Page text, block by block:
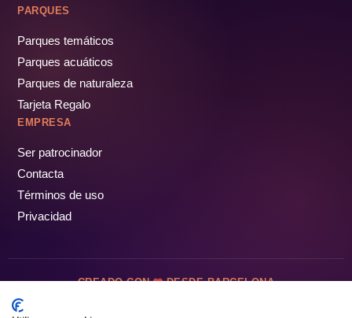
PARQUES
Parques temáticos
Parques acuáticos
Parques de naturaleza
Tarjeta Regalo
EMPRESA
Ser patrocinador
Contacta
Términos de uso
Privacidad
CREADO CON DESDE BARCELONA